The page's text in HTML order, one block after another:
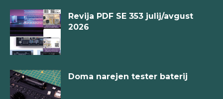
Revija PDF SE 353 julij/avgust
2026
Doma narejen tester baterij